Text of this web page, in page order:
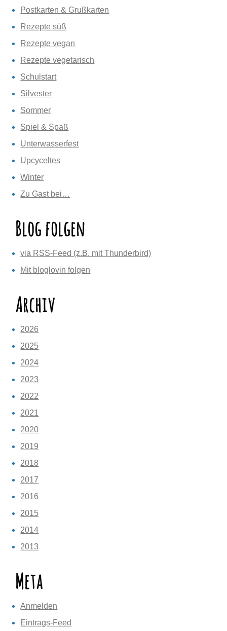
Postkarten & Grußkarten
Rezepte süß
Rezepte vegan
Rezepte vegetarisch
Schulstart
Silvester
Sommer
Spiel & Spaß
Unterwasserfest
Upcyceltes
Winter
Zu Gast bei…
Blog folgen
via RSS-Feed (z.B. mit Thunderbird)
Mit bloglovin folgen
Archiv
2026
2025
2024
2023
2022
2021
2020
2019
2018
2017
2016
2015
2014
2013
Meta
Anmelden
Eintrags-Feed